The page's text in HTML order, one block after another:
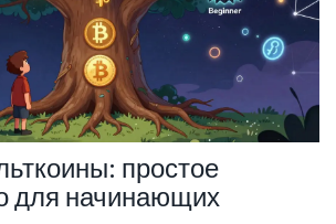
простое
для начинающих